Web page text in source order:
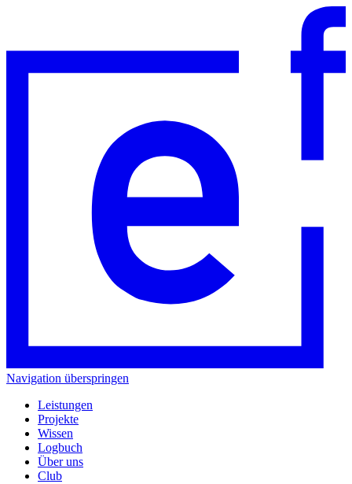
Navigation überspringen
Leistungen
Projekte
Wissen
Logbuch
Über uns
Club